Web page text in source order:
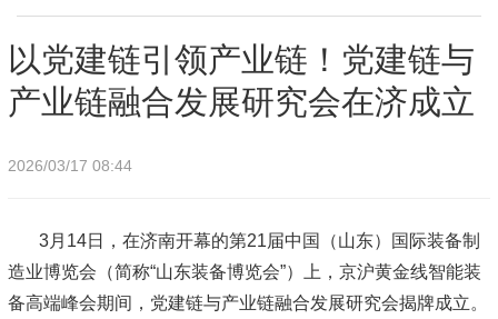
链与产业链融合发展研究会在济成立
以党建链引领产业链！党建链与
产业链融合发展研究会在济成立
2026/03/17 08:44
3月14日，在济南开幕的第21届中国（山东）国际装备制
造业博览会（简称“山东装备博览会”）上，京沪黄金线智能装
备高端峰会期间，党建链与产业链融合发展研究会揭牌成立。